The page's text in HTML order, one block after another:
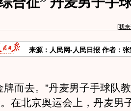
[我
来源：人民网-人民日报 作者：张
而去。”丹麦男子手球队
在北京奥运会上，丹麦男